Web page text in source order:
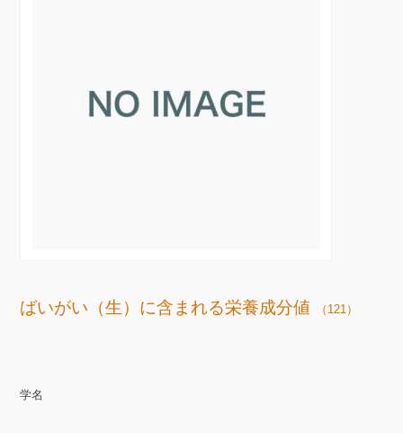
ばいがい（生）に含まれる栄養成分値 （121）
学名